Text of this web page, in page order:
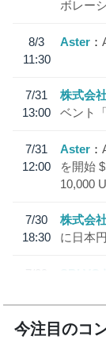
ボレー
8/3
11:30
Aster
7/31
13:00
株式会
ベント
7/31
12:00
Aster
を開始
10,000
7/30
18:30
株式会
に日本
7/29
SBI
今注目のコ